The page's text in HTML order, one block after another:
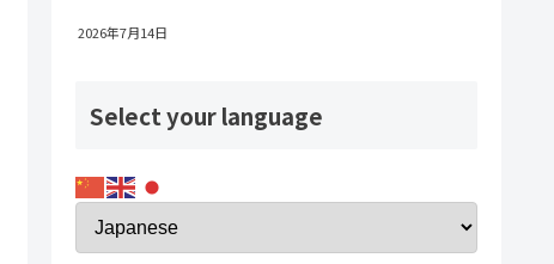
2026年7月14日
Select your language